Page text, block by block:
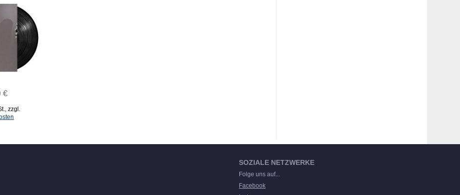
€
,zzgl.
SOZIALE NETZWERKE
Folge uns auf...
Facebook